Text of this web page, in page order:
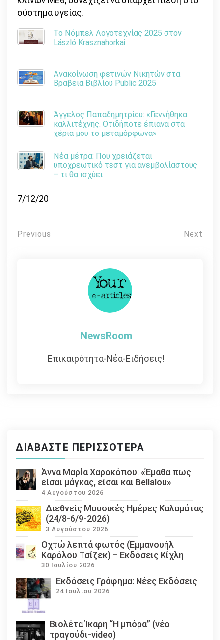
σύστημα υγείας.
Το Νόμπελ Λογοτεχνίας 2025 στον
László Krasznahorkai
Ανακοίνωση φετινών Νικητών στα
Βραβεία Βιβλίου Public 2025
Άγγελος Παπαδημητρίου: «Γεννήθηκα
καλλιτέχνης. Οτιδήποτε έπιανα στα
χέρια μου το μεταμόρφωνα»
Νέα μέτρα: Που χρειάζεται
υποχρεωτικό τεστ για ανεμβολίαστους
– τι θα ισχύει
7/12/20
Πλοήγηση
Previous Next
NewsRoom
Επικαιρότητα-Νέα-Ειδήσεις!
ΔΙΑΒΆΣΤΕ ΠΕΡΙΣΣΌΤΕΡΑ
Άννα Μαρία Χαροκόπου: «Έμαθα πως
είσαι μάγκας, είσαι και Bellalou»
4 Αυγούστου 2026
Διεθνείς Μουσικές Ημέρες Καλαμάτας
(24/8-6/9-2026)
3 Αυγούστου 2026
Οχτώ λεπτά φωτός (Εμμανουήλ
Καρόλου Τσίζεκ) – Εκδόσεις Κίχλη
30 Ιουλίου 2026
Εκδόσεις Γράφημα: Νέες Εκδόσεις
24 Ιουλίου 2026
Βιολέτα Ίκαρη “Η μπόρα” (νέο
τραγούδι-video)